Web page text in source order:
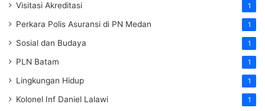
Visitasi Akreditasi 1
Perkara Polis Asuransi di PN Medan 1
Sosial dan Budaya 1
PLN Batam 1
Lingkungan Hidup 1
Kolonel Inf Daniel Lalawi 1